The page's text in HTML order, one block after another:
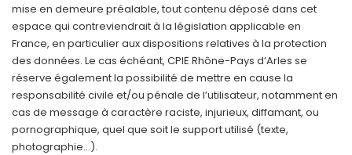
mise en demeure préalable, tout contenu déposé dans cet
espace qui contreviendrait à la législation applicable en
France, en particulier aux dispositions relatives à la protection
des données. Le cas échéant, CPIE Rhône-Pays d’Arles se
réserve également la possibilité de mettre en cause la
responsabilité civile et/ou pénale de l’utilisateur, notamment en
cas de message à caractère raciste, injurieux, diffamant, ou
pornographique, quel que soit le support utilisé (texte,
photographie…).